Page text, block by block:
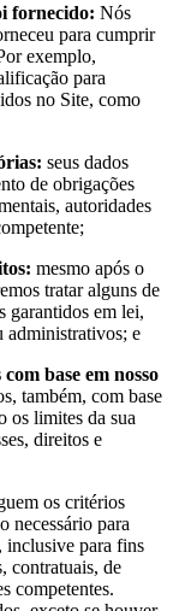
fornecido: Nós
para cumprir
exemplo,
para
no Site, como
seus dados
de obrigações
autoridades
mesmo após o
tratar alguns de
garantidos em lei,
administrativos; e
base em nosso
também, com base
os limites da sua
direitos e
os critérios
necessário para
inclusive para fins
contratuais, de
competentes.